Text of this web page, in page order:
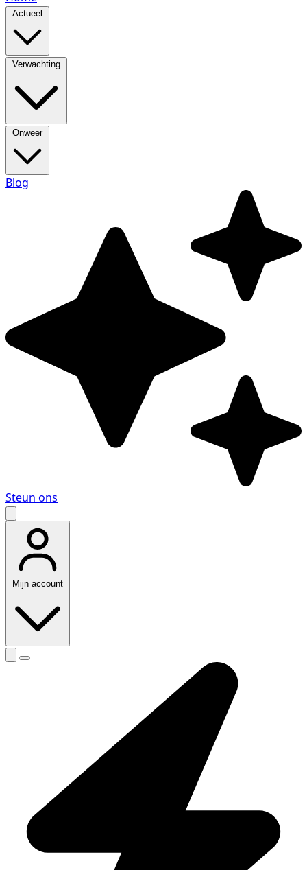
Actueel
Verwachting
Onweer
Blog
Steun ons
Mijn account